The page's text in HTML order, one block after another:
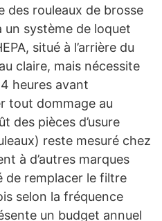
des rouleaux de brosse
un système de loquet
situé à l’arrière du
claire, mais nécessite
heures avant
tout dommage au
des pièces d’usure
reste mesuré chez
à d’autres marques
de remplacer le filtre
selon la fréquence
un budget annuel